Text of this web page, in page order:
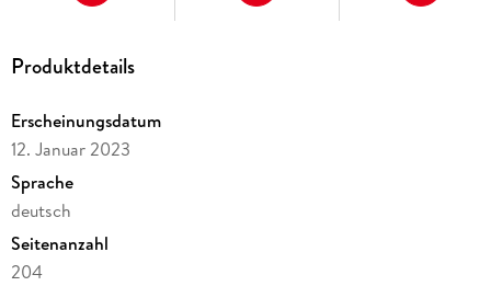
Produktdetails
Erscheinungsdatum
12. Januar 2023
Sprache
deutsch
Seitenanzahl
204